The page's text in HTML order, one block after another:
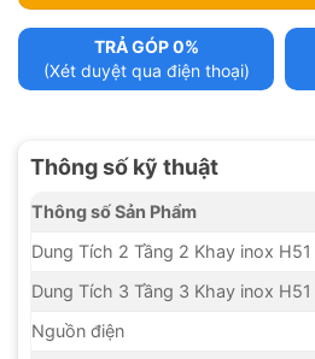
TRẢ GÓP 0%
(Xét duyệt qua điện thoại)
Thông số kỹ thuật
Thông số Sản Phẩm
Dung Tích 2 Tầng 2 Khay inox H51
Dung Tích 3 Tầng 3 Khay inox H51
Nguồn điện